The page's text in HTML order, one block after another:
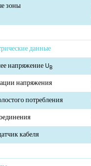
зоны
данные
напряжение UB
напряжения
потребления
кабеля